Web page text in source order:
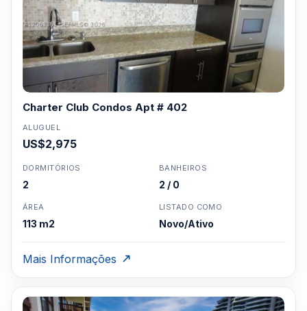
Charter Club Condos Apt # 402
ALUGUEL
US$2,975
DORMITÓRIOS
2
BANHEIROS
2 / 0
ÁREA
113 m2
LISTADO COMO
Novo/Ativo
Mais Informações